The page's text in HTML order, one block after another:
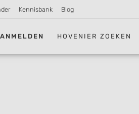
Kennisbank Blog
HOVENIER ZOEKEN